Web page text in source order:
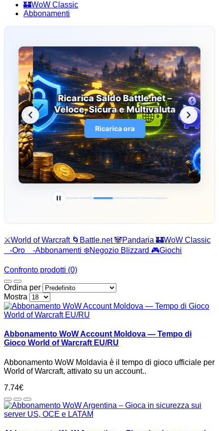
🏰WoW Classic
Abbonamenti
Ricarica Saldo Battle.net –
Veloce, Sicura e Multivaluta
Ricarica ora
⚔️World of Warcraft 🌀Battle.net🐼Pandaria 🏰WoW Classic
-Oro
-Abbonamenti ❄️Negozio Blizzard 🎮Giochi
Confronto prodotti (0)
Ordina per
Mostra
Abbonamento WoW Account Moldova — Tempo di
Gioco World of Warcraft EU/RU
Abbonamento WoW Moldavia è il tempo di gioco ufficiale per
World of Warcraft, attivato su un account..
7.74€